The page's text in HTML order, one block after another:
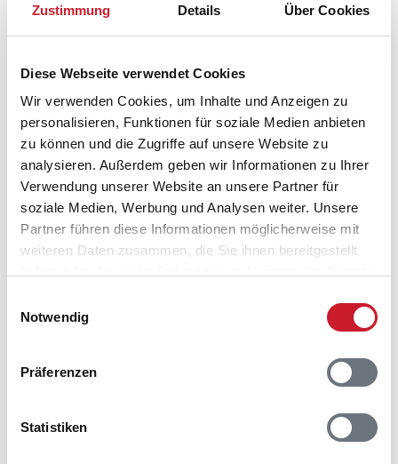
Zustimmung Details Über Cookies
Diese Webseite verwendet Cookies
Wir verwenden Cookies, um Inhalte und Anzeigen zu
personalisieren, Funktionen für soziale Medien anbieten
zu können und die Zugriffe auf unsere Website zu
analysieren. Außerdem geben wir Informationen zu Ihrer
Verwendung unserer Website an unsere Partner für
soziale Medien, Werbung und Analysen weiter. Unsere
Partner führen diese Informationen möglicherweise mit
weiteren Daten zusammen, die Sie ihnen bereitgestellt
Notwendig
Präferenzen
Statistiken
Belegungskalender
Anzahl Reisende auswählen